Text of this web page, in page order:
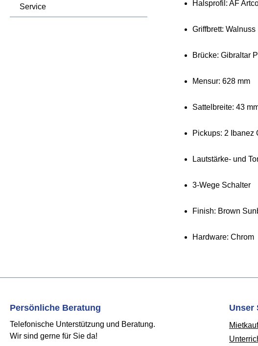
Service Halsprofil: AF
Griffbrett: Walnuss
Brücke: Gibraltar
Mensur: 628 mm
Sattelbreite: 43
Pickups: 2 Ibanez
Lautstärke- und
3-Wege Schalter
Finish: Brown
Hardware: Chrom
Persönliche Beratung
Telefonische Unterstützung und Beratung.
Wir sind gerne für Sie da!
Unser
Mietkauf